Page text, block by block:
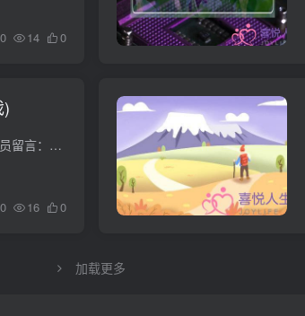
0 14 0
关键词：女朋友把我甩了，我想复合！学员留言：老师您好，我想请问一下恋爱修复的问题。我女朋友两周前跟我提出分手，这两个星期我一直求她，她还是不肯理我。我们是我一个朋友介绍认识的，她现...
0 16 0
加载更多